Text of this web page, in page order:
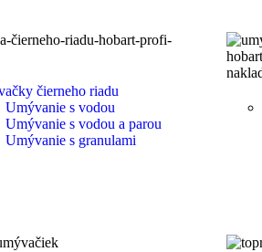
čierneho riadu
Umývanie s vodou
Umývanie s vodou a parou
Umývanie s granulami